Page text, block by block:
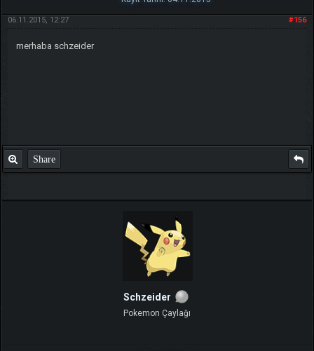
#156
06.11.2015, 12:27
merhaba schzeider
Share
Schzeider
Pokemon Çaylağı